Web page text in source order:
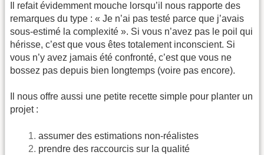
Il refait évidemment mouche lorsqu’il nous rapporte des
remarques du type : « Je n’ai pas testé parce que j’avais
sous-estimé la complexité ». Si vous n’avez pas le poil qui
hérisse, c’est que vous êtes totalement inconscient. Si
vous n’y avez jamais été confronté, c’est que vous ne
bossez pas depuis bien longtemps (voire pas encore).
Il nous offre aussi une petite recette simple pour planter un
projet :
assumer des estimations non-réalistes
prendre des raccourcis sur la qualité